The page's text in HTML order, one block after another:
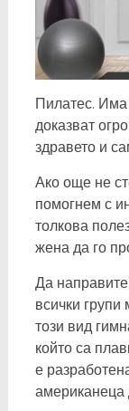
Пилатес. Има
доказват
здравето и
Ако още не
помогнем с
толкова
жена да го
Да направите
всички
този вид
който са
е